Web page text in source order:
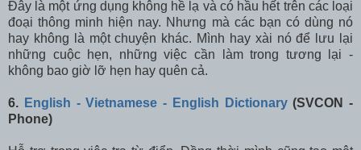
Đây là một ứng dụng không hề lạ và có hầu hết trên các loại
đoại thông minh hiện nay. Nhưng mà các bạn có dùng nó
hay không là một chuyện khác. Mình hay xài nó để lưu lại
những cuộc hẹn, những việc cần làm trong tương lại -
không bao giờ lỡ hẹn hay quên cả.
6. English - Vietnamese - English Dictionary(SVCON -
Phone)